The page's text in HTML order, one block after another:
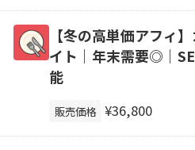
【冬の高単価アフィ
イト｜年末需要◎｜
能
販売価格 ¥36,800